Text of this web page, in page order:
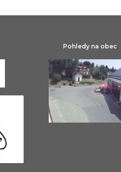
Pohledy na obec